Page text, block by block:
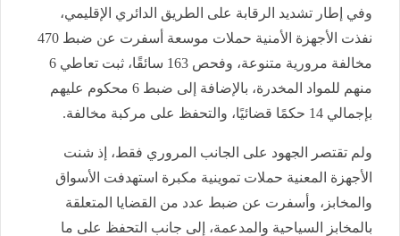
وفي إطار تشديد الرقابة على الطريق الدائري الإقليمي،
نفذت الأجهزة الأمنية حملات موسعة أسفرت عن ضبط 470
مخالفة مرورية متنوعة، وفحص 163 سائقًا، ثبت تعاطي 6
منهم للمواد المخدرة، بالإضافة إلى ضبط 6 محكوم عليهم
بإجمالي 14 حكمًا قضائيًا، والتحفظ على مركبة مخالفة.
ولم تقتصر الجهود على الجانب المروري فقط، إذ شنت
الأجهزة المعنية حملات تموينية مكبرة استهدفت الأسواق
والمخابز، وأسفرت عن ضبط عدد من القضايا المتعلقة
بالمخابز السياحية والمدعمة، إلى جانب التحفظ على ما